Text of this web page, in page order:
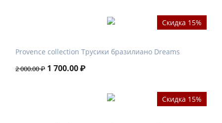
Скидка 15%
Provence collection Трусики бразилиано Dreams
2 000.00₽ 1 700.00₽
Скидка 15%